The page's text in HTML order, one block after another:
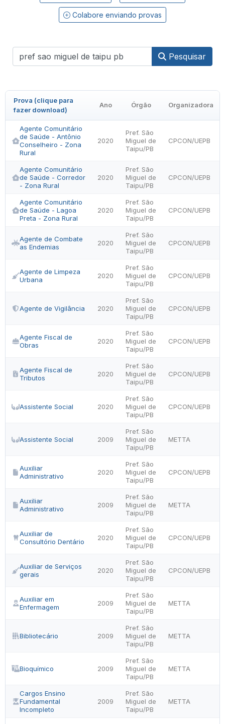
Colabore enviando provas
Pesquisar
Prova (clique para
fazer download)
Ano Órgão Organizadora
Agente Comunitário
de Saúde - Antônio
Conselheiro - Zona
Rural
2020
Pref. São
Miguel de
Taipu/PB
CPCON/UEPB
Agente Comunitário
de Saúde - Corredor
- Zona Rural
2020
Pref. São
Miguel de
Taipu/PB
CPCON/UEPB
Agente Comunitário
de Saúde - Lagoa
Preta - Zona Rural
2020
Pref. São
Miguel de
Taipu/PB
CPCON/UEPB
Agente de Combate
as Endemias
2020
Pref. São
Miguel de
Taipu/PB
CPCON/UEPB
Agente de Limpeza
Urbana
2020
Pref. São
Miguel de
Taipu/PB
CPCON/UEPB
Agente de Vigilância 2020
Pref. São
Miguel de
Taipu/PB
CPCON/UEPB
Agente Fiscal de
Obras
2020
Pref. São
Miguel de
Taipu/PB
CPCON/UEPB
Agente Fiscal de
Tributos
2020
Pref. São
Miguel de
Taipu/PB
CPCON/UEPB
Assistente Social 2020
Pref. São
Miguel de
Taipu/PB
CPCON/UEPB
Assistente Social 2009
Pref. São
Miguel de
Taipu/PB
METTA
Auxiliar
Administrativo
2020
Pref. São
Miguel de
Taipu/PB
CPCON/UEPB
Auxiliar
Administrativo
2009
Pref. São
Miguel de
Taipu/PB
METTA
Auxiliar de
Consultório Dentário
2020
Pref. São
Miguel de
Taipu/PB
CPCON/UEPB
Auxiliar de Serviços
gerais
2020
Pref. São
Miguel de
Taipu/PB
CPCON/UEPB
Auxiliar em
Enfermagem
2009
Pref. São
Miguel de
Taipu/PB
METTA
Bibliotecário 2009
Pref. São
Miguel de
Taipu/PB
METTA
Bioquímico 2009
Pref. São
Miguel de
Taipu/PB
METTA
Cargos Ensino
Fundamental
Incompleto
2009
Pref. São
Miguel de
Taipu/PB
METTA